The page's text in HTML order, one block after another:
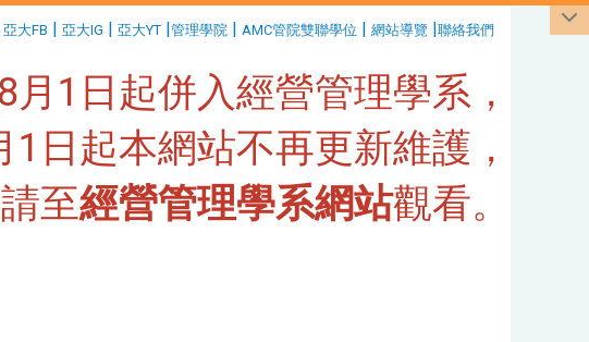
亞大FB | 亞大IG | 亞大YT |管理學院 | AMC管院雙聯學位 | 網站導覽 |聯絡我們
1日起併入經營管理學系，
1日起本網站不再更新維護，
至經營管理學系網站觀看。